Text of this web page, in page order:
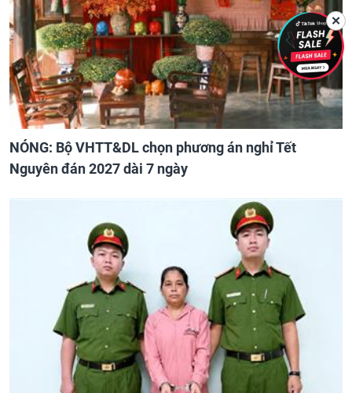
NÓNG: Bộ VHTT&DL chọn phương án nghỉ Tết
Nguyên đán 2027 dài 7 ngày
✕